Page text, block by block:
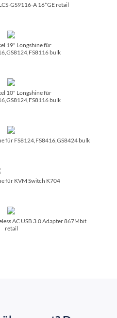
GS9116-A 16*GE retail
19" Longshine für
bulk
10" Longshine für
bulk
für FS8124,FS8416,GS8424 bulk
für KVM Switch K704
AC USB 3.0 Adapter 867Mbit
retail